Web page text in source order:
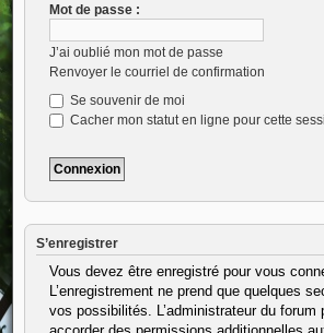
Mot de passe :
J’ai oublié mon mot de passe
Renvoyer le courriel de confirmation
Se souvenir de moi
Cacher mon statut en ligne pour cette
S’enregistrer
Vous devez être enregistré pour vous
L’enregistrement ne prend que quelques
vos possibilités. L’administrateur du forum